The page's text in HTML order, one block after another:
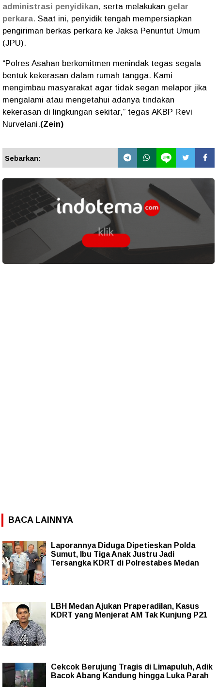
administrasi penyidikan, serta melakukan gelar
perkara. Saat ini, penyidik tengah mempersiapkan
pengiriman berkas perkara ke Jaksa Penuntut Umum
(JPU).
“Polres Asahan berkomitmen menindak tegas segala
bentuk kekerasan dalam rumah tangga. Kami
mengimbau masyarakat agar tidak segan melapor jika
mengalami atau mengetahui adanya tindakan
kekerasan di lingkungan sekitar,” tegas AKBP Revi
Nurvelani.(Zein)
Sebarkan:
BACA LAINNYA
Laporannya Diduga Dipetieskan Polda
Sumut, Ibu Tiga Anak Justru Jadi
Tersangka KDRT di Polrestabes Medan
LBH Medan Ajukan Praperadilan, Kasus
KDRT yang Menjerat AM Tak Kunjung P21
Cekcok Berujung Tragis di Limapuluh, Adik
Bacok Abang Kandung hingga Luka Parah